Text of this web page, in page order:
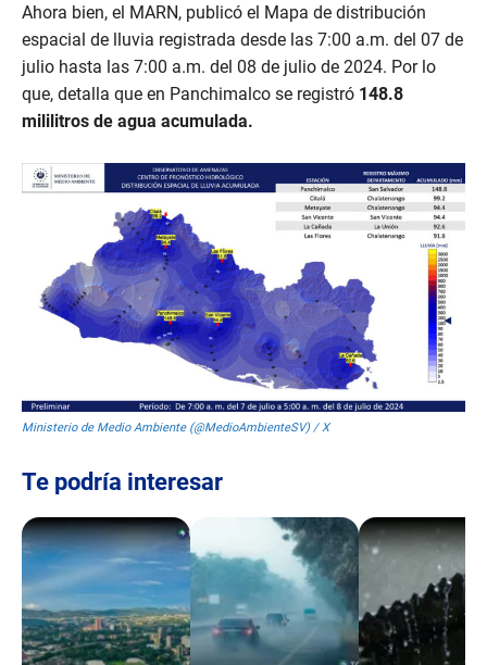
4
s
e
c
o
n
d
Ahora bien, el MARN, publicó el Mapa de distribución
espacial de lluvia registrada desde las 7:00 a.m. del 07 de
julio hasta las 7:00 a.m. del 08 de julio de 2024. Por lo
que, detalla que en Panchimalco se registró 148.8
mililitros de agua acumulada.
Ministerio de Medio Ambiente (@MedioAmbienteSV) / X
Te podría interesar